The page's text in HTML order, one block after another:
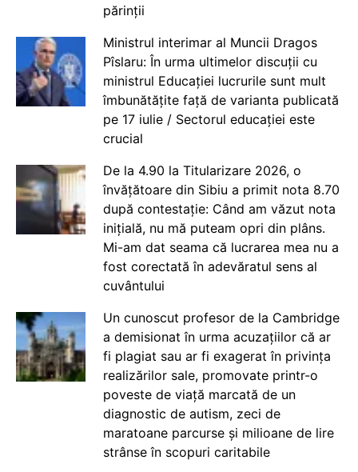
părinții
Ministrul interimar al Muncii Dragos
Pîslaru: În urma ultimelor discuții cu
ministrul Educației lucrurile sunt mult
îmbunătățite față de varianta publicată
pe 17 iulie / Sectorul educației este
crucial
De la 4.90 la Titularizare 2026, o
învățătoare din Sibiu a primit nota 8.70
după contestație: Când am văzut nota
inițială, nu mă puteam opri din plâns.
Mi-am dat seama că lucrarea mea nu a
fost corectată în adevăratul sens al
cuvântului
Un cunoscut profesor de la Cambridge
a demisionat în urma acuzațiilor că ar
fi plagiat sau ar fi exagerat în privința
realizărilor sale, promovate printr-o
poveste de viață marcată de un
diagnostic de autism, zeci de
maratoane parcurse și milioane de lire
strânse în scopuri caritabile